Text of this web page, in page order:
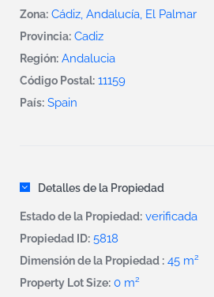
Zona: Cádiz, Andalucía, El Palmar
Provincia: Cadiz
Región: Andalucia
Código Postal: 11159
País: Spain
Detalles de la Propiedad
Estado de la Propiedad: verificada
Propiedad ID: 5818
Dimensión de la Propiedad : 45 m2
Property Lot Size: 0 m2